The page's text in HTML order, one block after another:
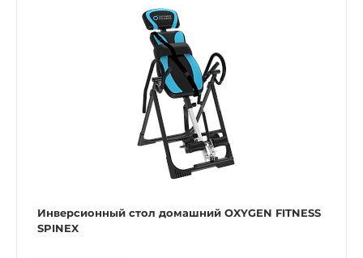
Инверсионный стол домашний OXYGEN FITNESS
SPINEX